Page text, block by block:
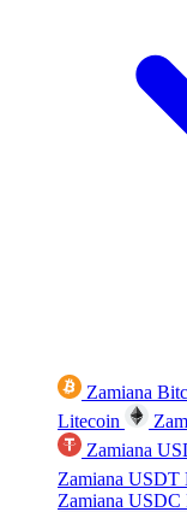
Zamiana
Litecoin
Zamiana
Zamiana USDT
Zamiana USDC